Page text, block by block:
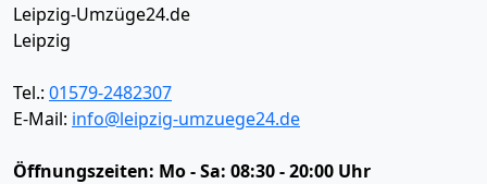
Leipzig-Umzüge24.de
Leipzig
Tel.: 01579-2482307
E-Mail: info@leipzig-umzuege24.de
Öffnungszeiten: Mo - Sa: 08:30 - 20:00 Uhr